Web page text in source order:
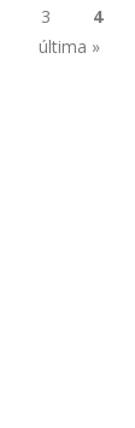
3 4
última »